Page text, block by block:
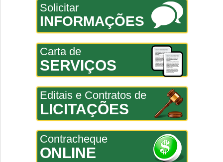
Solicitar
INFORMAÇÕES
Carta de
SERVIÇOS
Editais e Contratos de
LICITAÇÕES
Contracheque
ONLINE